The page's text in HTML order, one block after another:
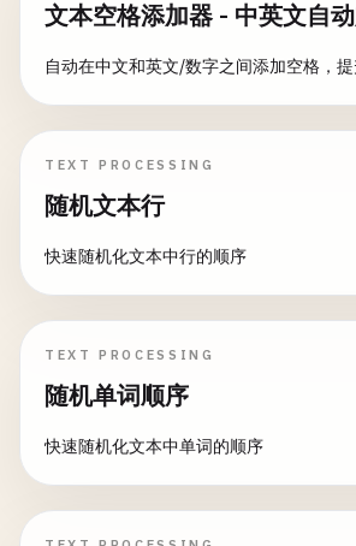
文本空格添加器 - 中英文自
自动在中文和英文/数字之间添加空格，
TEXT PROCESSING
随机文本行
快速随机化文本中行的顺序
TEXT PROCESSING
随机单词顺序
快速随机化文本中单词的顺序